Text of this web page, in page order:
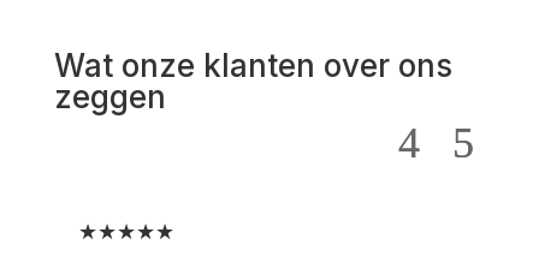
Wat onze klanten over ons
zeggen
★★★★★